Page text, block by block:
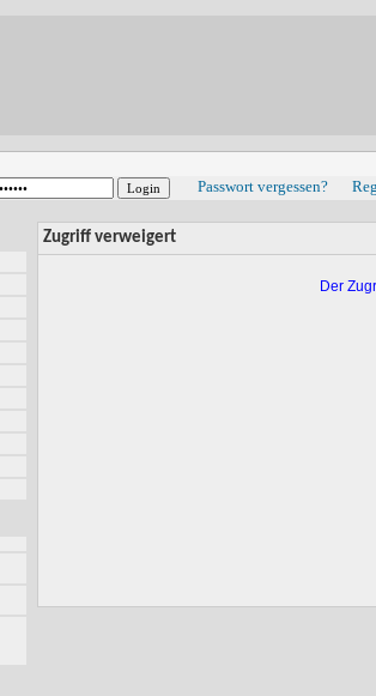
Passwort vergessen?
Zugriff verweigert
Der